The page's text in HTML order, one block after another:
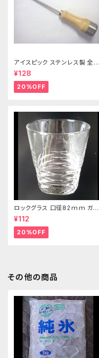
アイスピック ステンレス製 全長
215ｍｍ
¥128
20%OFF
ロックグラス 口径82ｍｍ ガラ
ス製 250cc
¥112
20%OFF
その他の商品